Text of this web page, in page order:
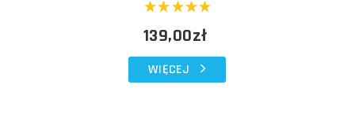
139,00zł
WIĘCEJ